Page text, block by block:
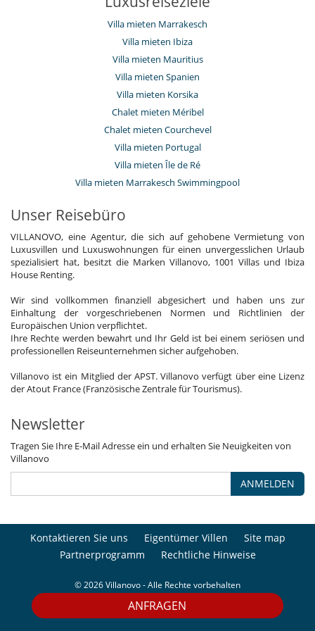
ANFRAGEN
Villa mieten Marrakesch
Villa mieten Ibiza
Villa mieten Mauritius
Villa mieten Spanien
Villa mieten Korsika
Chalet mieten Méribel
Chalet mieten Courchevel
Villa mieten Portugal
Villa mieten Île de Ré
Villa mieten Marrakesch Swimmingpool
Unser Reisebüro
VILLANOVO, eine Agentur, die sich auf gehobene Vermietung von
Luxusvillen und Luxuswohnungen für einen unvergesslichen Urlaub
spezialisiert hat, besitzt die Marken Villanovo, 1001 Villas und Ibiza
House Renting.
Wir sind vollkommen finanziell abgesichert und haben uns zur
Einhaltung der vorgeschriebenen Normen und Richtlinien der
Europäischen Union verpflichtet.
Ihre Rechte werden bewahrt und Ihr Geld ist bei einem seriösen und
professionellen Reiseunternehmen sicher aufgehoben.
Villanovo ist ein Mitglied der APST. Villanovo verfügt über eine Lizenz
der Atout France (Französische Zentrale für Tourismus).
Newsletter
Tragen Sie Ihre E-Mail Adresse ein und erhalten Sie Neuigkeiten von
Villanovo
ANMELDEN
Kontaktieren Sie uns Eigentümer Villen
Site map
Partnerprogramm
Rechtliche Hinweise
© 2026 Villanovo - Alle Rechte vorbehalten